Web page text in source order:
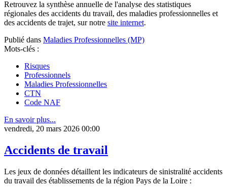
Retrouvez la synthèse annuelle de l'analyse des statistiques
régionales des accidents du travail, des maladies professionnelles et
des accidents de trajet, sur notre site internet.
Publié dans Maladies Professionnelles (MP)
Mots-clés :
Risques
Professionnels
Maladies Professionnelles
CTN
Code NAF
En savoir plus...
vendredi, 20 mars 2026 00:00
Accidents de travail
Les jeux de données détaillent les indicateurs de sinistralité accidents
du travail des établissements de la région Pays de la Loire :